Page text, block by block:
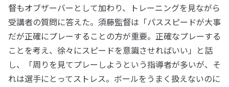
督もオブザーバーとして加わり、トレーニングを見ながら
受講者の質問に答えた。須藤監督は「パススピードが大事
だが正確にプレーすることの方が重要。正確なプレーする
ことを考え、徐々にスピードを意識させればいい」と話
し、「周りを見てプレーしようという指導者が多いが、そ
れは選手にとってストレス。ボールをうまく扱えないのに